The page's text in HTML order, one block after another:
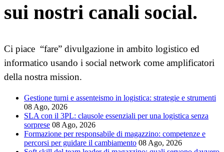
sui nostri canali social.
Ci piace “fare” divulgazione in ambito logistico ed
informatico usando i social network come amplificatori
della nostra mission.
Gestione turni e assenteismo in logistica: strategie e strumenti
08 Ago, 2026
SLA con il 3PL: clausole essenziali per una logistica senza
sorprese 08 Ago, 2026
Formazione per responsabile di magazzino: competenze e
percorsi per guidare il cambiamento 08 Ago, 2026